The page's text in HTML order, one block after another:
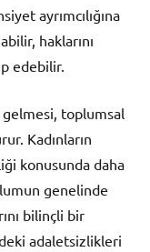
ayrımcılığına
haklarını
edebilir.
toplumsal
Kadınların
konusunda daha
genelinde
bilinçli bir
adaletsizlikleri